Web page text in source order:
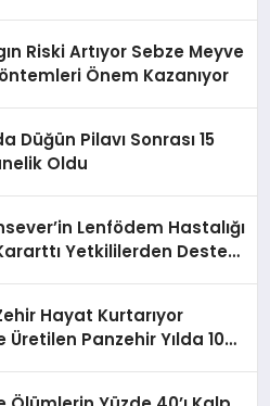
Riski Artıyor Sebze Meyve
Önem Kazanıyor
Düğün Pilavı Sonrası 15
Oldu
Lenfödem Hastalığı
Yetkililerden Destek
Hayat Kurtarıyor
Üretilen Panzehir Yılda 10